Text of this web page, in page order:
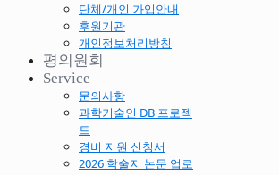
단체/개인 가입안내
후원기관
개인정보처리방침
평의원회
Service
문의사항
과학기술인 DB 프로젝
트
경비 지원 신청서
2026 학술지 논문 업로